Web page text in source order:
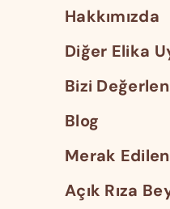
Hakkımızda
Diğer Elika
Bizi
Blog
Merak
Açık Rıza